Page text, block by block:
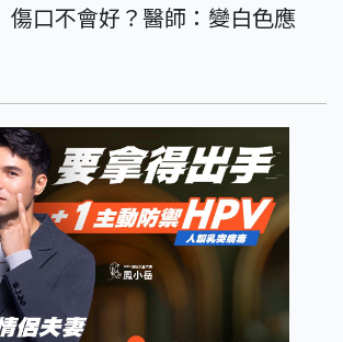
傷口不會好？醫師：變白色應